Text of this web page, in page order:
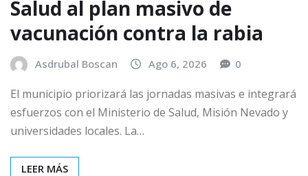
Salud al plan masivo de
vacunación contra la rabia
Asdrubal Boscan Ago 6, 2026 0
El municipio priorizará las jornadas masivas e integrará
esfuerzos con el Ministerio de Salud, Misión Nevado y
universidades locales. La…
LEER MÁS